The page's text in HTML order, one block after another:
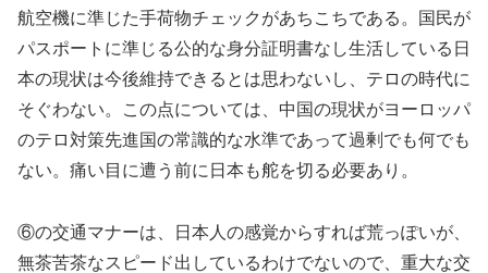
航空機に準じた手荷物チェックがあちこちである。国民が
パスポートに準じる公的な身分証明書なし生活している日
本の現状は今後維持できるとは思わないし、テロの時代に
そぐわない。この点については、中国の現状がヨーロッパ
のテロ対策先進国の常識的な水準であって過剰でも何でも
ない。痛い目に遭う前に日本も舵を切る必要あり。
⑥の交通マナーは、日本人の感覚からすれば荒っぽいが、
無茶苦茶なスピード出しているわけでないので、重大な交